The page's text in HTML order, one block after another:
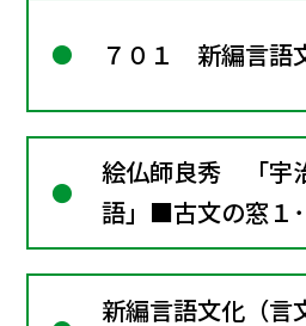
７０１ 新編言語
絵仏師良秀 「宇
語」■古文の窓１
ら生まれた近現代
む●古文学習のし
新編言語文化（言